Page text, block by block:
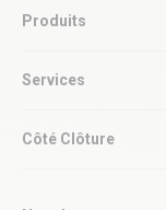
Produits
Services
Côté Clôture